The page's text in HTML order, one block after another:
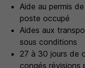
Aide au permis
poste occupé
Aides aux
sous conditions
27 à 30 jours de
congés révisions